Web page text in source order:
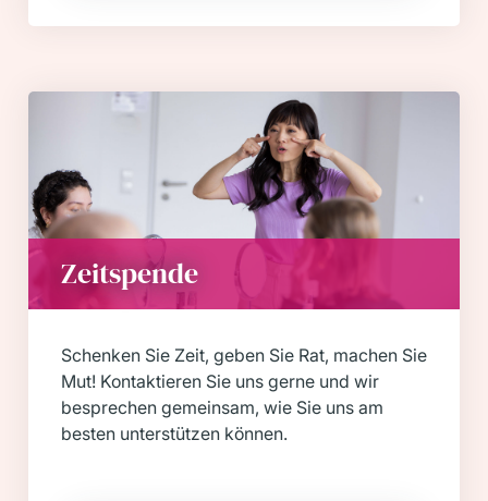
Zeitspende
Schenken Sie Zeit, geben Sie Rat, machen Sie
Mut! Kontaktieren Sie uns gerne und wir
besprechen gemeinsam, wie Sie uns am
besten unterstützen können.